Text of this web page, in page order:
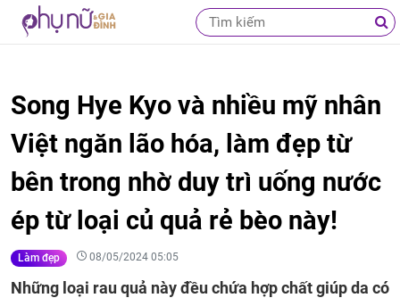
Song Hye Kyo và nhiều mỹ nhân
Việt ngăn lão hóa, làm đẹp từ
bên trong nhờ duy trì uống nước
ép từ loại củ quả rẻ bèo này!
Làm đẹp 08/05/2024 05:05
Những loại rau quả này đều chứa hợp chất giúp da có